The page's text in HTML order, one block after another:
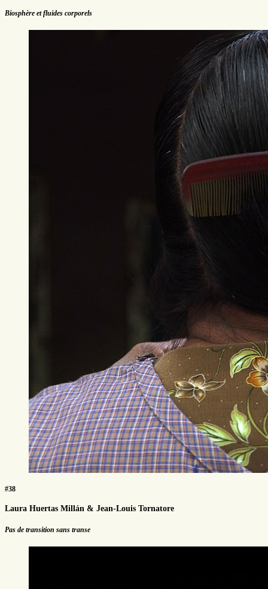
Biosphère et fluides corporels
#38
Laura Huertas Millán & Jean-Louis Tornatore
Pas de transition sans transe